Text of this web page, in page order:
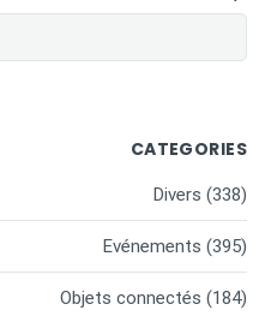
CATEGORIES
Divers (338)
Evénements (395)
Objets connectés (184)